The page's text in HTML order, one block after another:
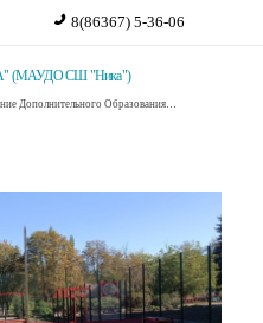
8(86367) 5-36-06
(МАУДО СШ "Ника")
Муниципальное Автономное Учреждение Дополнительного Образования Спортивная Школа "Ника". г. Красный Сулин.